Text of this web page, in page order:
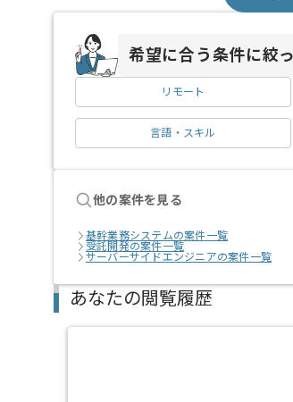
希望に合う条件に絞
リモート
言語・スキル
他の案件を見る
基幹業務システムの案件一覧
受託開発の案件一覧
サーバーサイドエンジニアの案件一覧
あなたの閲覧履歴